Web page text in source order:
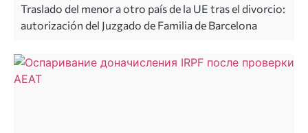
Traslado del menor a otro país de la UE tras el divorcio:
autorización del Juzgado de Familia de Barcelona